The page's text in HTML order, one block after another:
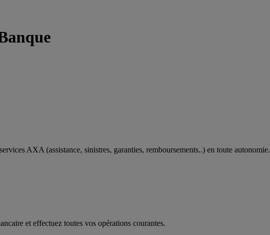
AXA (assistance, sinistres, garanties, remboursements..) en toute autonomie.
et effectuez toutes vos opérations courantes.